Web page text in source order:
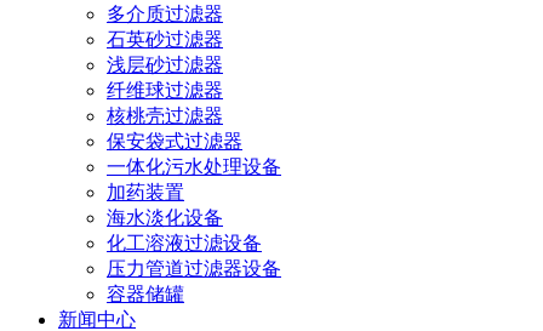
多介质过滤器
石英砂过滤器
浅层砂过滤器
纤维球过滤器
核桃壳过滤器
保安袋式过滤器
一体化污水处理设备
加药装置
海水淡化设备
化工溶液过滤设备
压力管道过滤器设备
容器储罐
新闻中心